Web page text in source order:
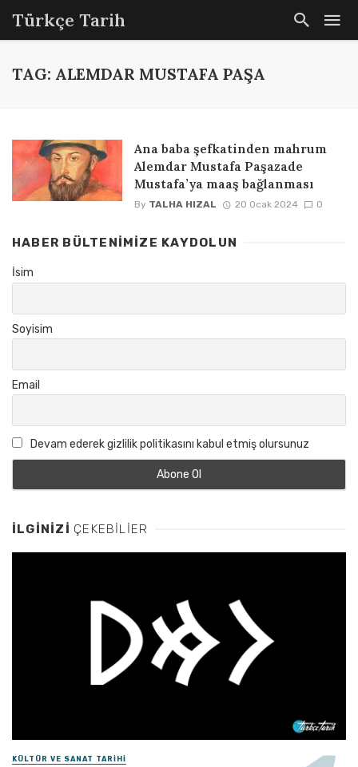
Türkçe Tarih
TAG: ALEMDAR MUSTAFA PAŞA
Ana baba şefkatinden mahrum
Alemdar Mustafa Paşazade
Mustafa’ya maaş bağlanması
By TALHA HIZAL 20 Ocak 2024 0
HABER BÜLTENIMIZE KAYDOLUN
İsim
Soyisim
Email
Devam ederek gizlilik politikasını kabul etmiş olursunuz
İLGINIZI ÇEKEBILIER
KÜLTÜR VE SANAT TARIHI